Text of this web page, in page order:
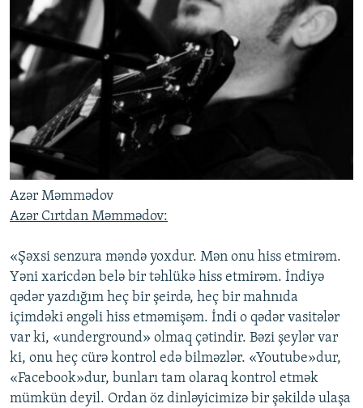
Azər Məmmədov
Azər Cırtdan Məmmədov:
«Şəxsi senzura məndə yoxdur. Mən onu hiss etmirəm.
Yəni xaricdən belə bir təhlükə hiss etmirəm. İndiyə
qədər yazdığım heç bir şeirdə, heç bir mahnıda
içimdəki əngəli hiss etməmişəm. İndi o qədər vasitələr
var ki, «underground» olmaq çətindir. Bəzi şeylər var
ki, onu heç cürə kontrol edə bilməzlər. «Youtube»dur,
«Facebook»dur, bunları tam olaraq kontrol etmək
mümkün deyil. Ordan öz dinləyicimizə bir şəkildə ulaşa